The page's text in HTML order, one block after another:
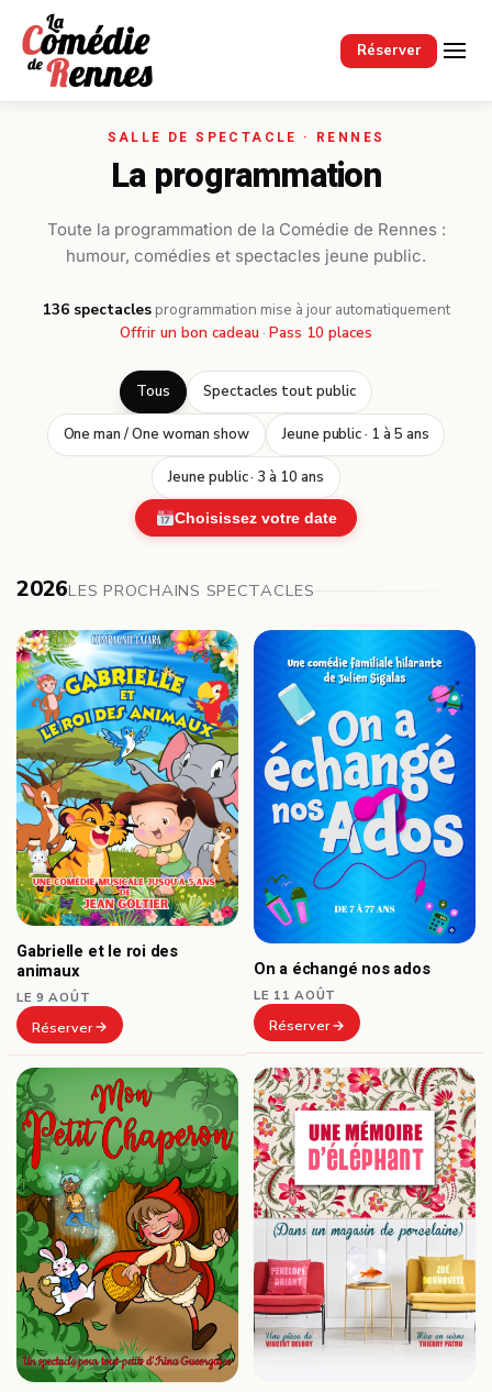
Réserver
Passer au contenu principal
La programmation
Toute la programmation de la Comédie de Rennes :
humour, comédies et spectacles jeune public.
136 spectacles· programmation mise à jour automatiquement
Offrir un bon cadeau · Pass 10 places
Tous Spectacles tout public
One man / One woman show Jeune public · 1 à 5 ans
Jeune public · 3 à 10 ans
Choisissez votre date
2026LES PROCHAINS SPECTACLES
Gabrielle et le roi des
animaux
LE 9 AOÛT
Réserver
On a échangé nos ados
LE 11 AOÛT
Réserver